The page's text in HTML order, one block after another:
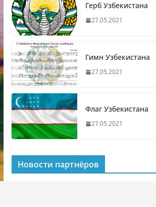
Герб Узбекистана
27.05.2021
Гимн Узбекистана
27.05.2021
Флаг Узбекистана
27.05.2021
Новости партнёров